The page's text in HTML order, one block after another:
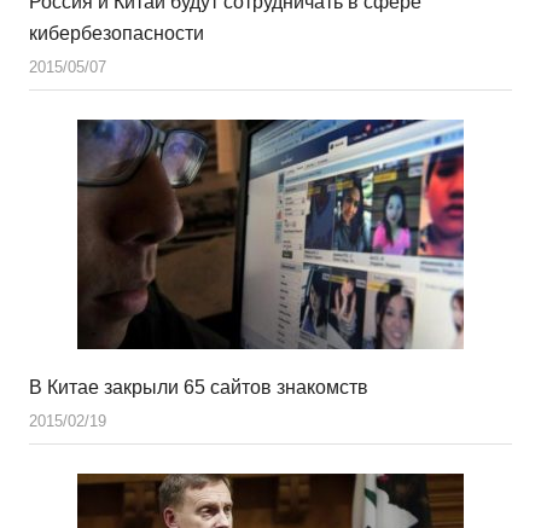
кибербезопасности
2015/05/07
В Китае закрыли 65 сайтов знакомств
2015/02/19